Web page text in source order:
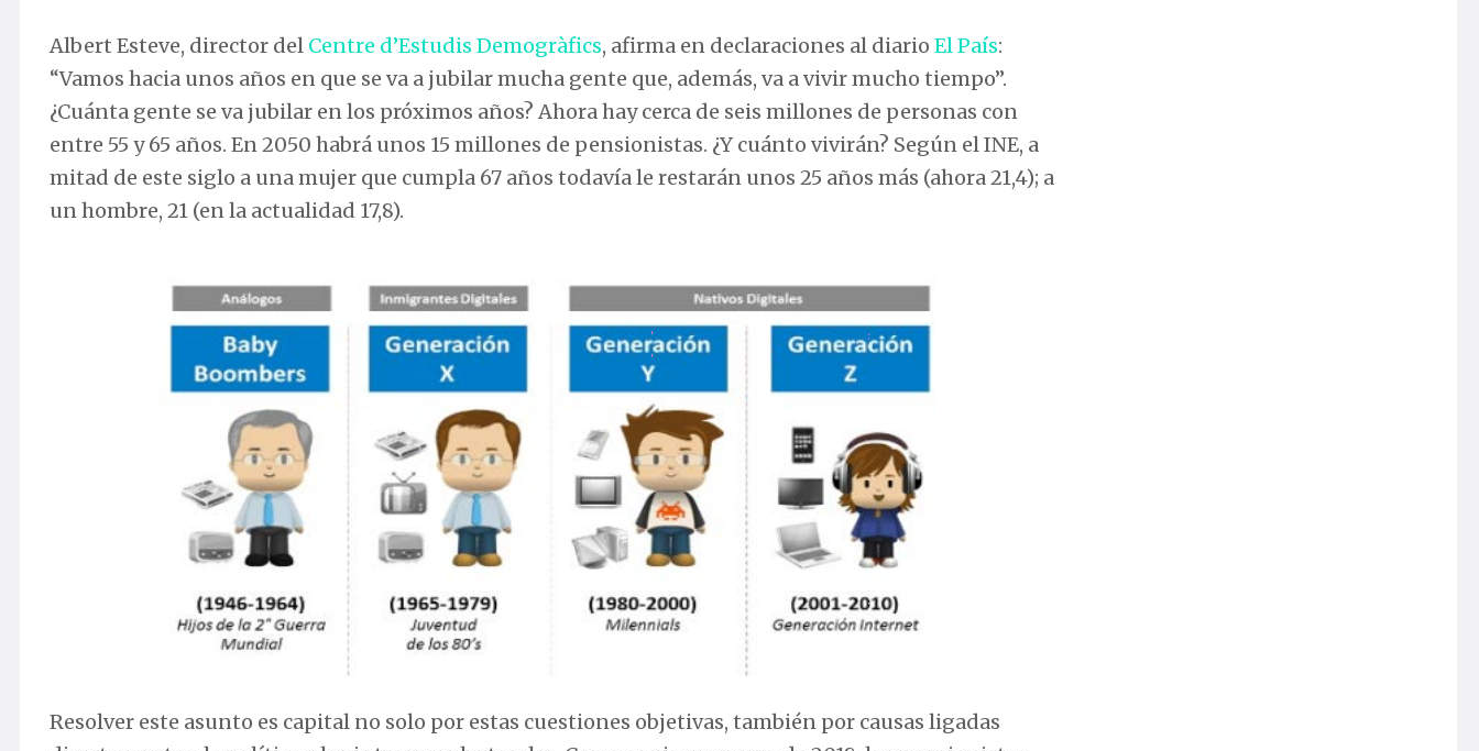
Albert Esteve, director del Centre d’Estudis Demogràfics, afirma en declaraciones al diario El País:
“Vamos hacia unos años en que se va a jubilar mucha gente que, además, va a vivir mucho tiempo”.
¿Cuánta gente se va jubilar en los próximos años? Ahora hay cerca de seis millones de personas con
entre 55 y 65 años. En 2050 habrá unos 15 millones de pensionistas. ¿Y cuánto vivirán? Según el INE, a
mitad de este siglo a una mujer que cumpla 67 años todavía le restarán unos 25 años más (ahora 21,4); a
un hombre, 21 (en la actualidad 17,8).
Resolver este asunto es capital no solo por estas cuestiones objetivas, también por causas ligadas